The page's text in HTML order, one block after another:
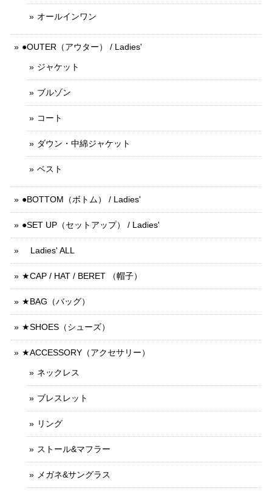
オールインワン
●OUTER（アウター） / Ladies'
ジャケット
ブルゾン
コート
ダウン・中綿ジャケット
ベスト
●BOTTOM（ボトム） / Ladies'
●SET UP（セットアップ） / Ladies'
Ladies' ALL
★CAP / HAT / BERET （帽子）
★BAG（バッグ）
★SHOES（シューズ）
★ACCESSORY（アクセサリー）
ネックレス
ブレスレット
リング
ストール&マフラー
メガネ&サングラス